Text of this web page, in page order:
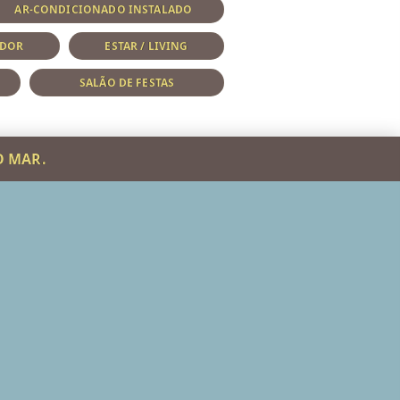
AR-CONDICIONADO INSTALADO
ESTAR / LIVING
SALÃO DE FESTAS
MAR.